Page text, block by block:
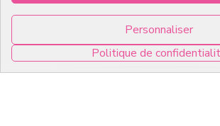
7, RUE DU 19 MARS 1962
Personnaliser
Politique de